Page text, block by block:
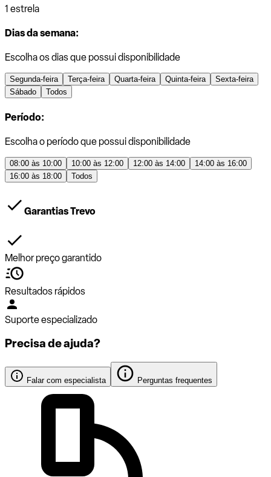
1 estrela
Dias da semana:
Escolha os dias que possui disponibilidade
Segunda-feira Terça-feira Quarta-feira Quinta-feira
Sexta-feira
Sábado
Todos
Período:
Escolha o período que possui disponibilidade
08:00 às 10:00 10:00 às 12:00 12:00 às 14:00
14:00 às 16:00
16:00 às 18:00
Todos
Garantias Trevo
Melhor preço garantido
Resultados rápidos
Suporte especializado
Precisa de ajuda?
Falar com especialista Perguntas frequentes